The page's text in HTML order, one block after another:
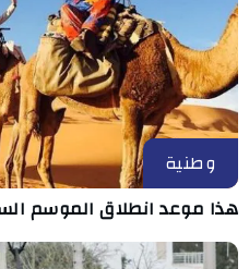
وطنية
هذا موعد انطلاق الموسم